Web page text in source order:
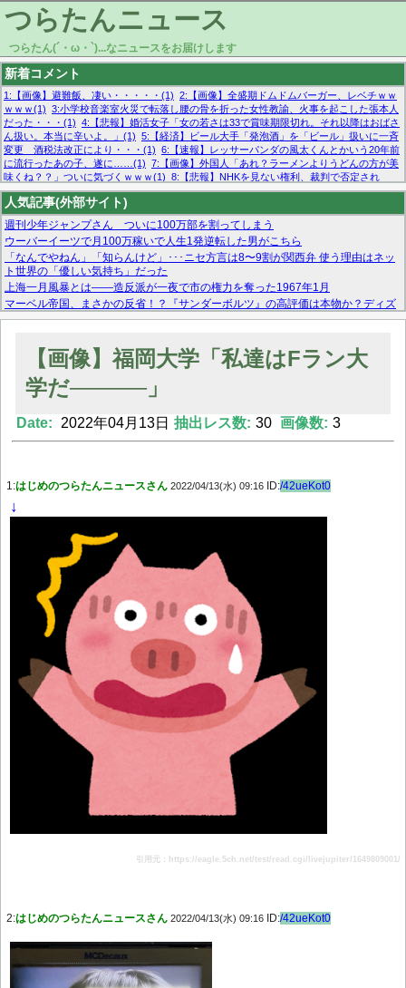
つらたんニュース
つらたん(´・ω・`)...なニュースをお届けします
新着コメント
1:【画像】避難飯、凄い・・・・・(1) 2:【画像】全盛期ドムドムバーガー、レベチｗｗ
ｗｗｗ(1) 3:小学校音楽室火災で転落し腰の骨を折った女性教諭、火事を起こした張本人
だった・・・(1) 4:【悲報】婚活女子「女の若さは33で賞味期限切れ。それ以降はおばさ
ん扱い。本当に辛いよ。」(1) 5:【経済】ビール大手「発泡酒」を「ビール」扱いに一斉
変更 酒税法改正により・・・(1) 6:【速報】レッサーパンダの風太くんとかいう20年前
に流行ったあの子、遂に……(1) 7:【画像】外国人「あれ？ラーメンよりうどんの方が美
味くね？？」ついに気づくｗｗｗ(1) 8:【悲報】NHKを見ない権利、裁判で否定され
る・・・(1) 9:欧州委員長「原発縮小は間違いでした」(1) 10:【悲報】日本企業の人手不
足、限界突破 52%「正社員も足りてません…」(1)
人気記事(外部サイト)
週刊少年ジャンプさん ついに100万部を割ってしまう
ウーバーイーツで月100万稼いで人生1発逆転した男がこちら
「なんでやねん」「知らんけど」･･･ニセ方言は8〜9割が関西弁 使う理由はネッ
ト世界の「優しい気持ち」だった
上海一月風暴とは——造反派が一夜で市の権力を奪った1967年1月
マーベル帝国、まさかの反省！？『サンダーボルツ』の高評価は本物か？ディズ
ニーCEOの「量より質」宣言の裏で渦巻くファンの本音とMCUの未来を徹底考
【モー娘。石田亜佑美】ファーストテイク出演も新規獲得ならず？北川莉央が1
【画像あり】FacebookとかTwitterで拾ったエロ画像貼ってくよ
【画像】福岡大学「私達はFラン大
学だ─────」
Date: 2022年04月13日 抽出レス数: 30 画像数: 3
1:はじめのつらたんニュースさん 2022/04/13(水) 09:16 ID:/42ueKot0
↓
引用元：https://eagle.5ch.net/test/read.cgi/livejupiter/1649809001/
2:はじめのつらたんニュースさん 2022/04/13(水) 09:16 ID:/42ueKot0